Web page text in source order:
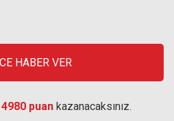
HABER VER
4980 puan kazanacaksınız.